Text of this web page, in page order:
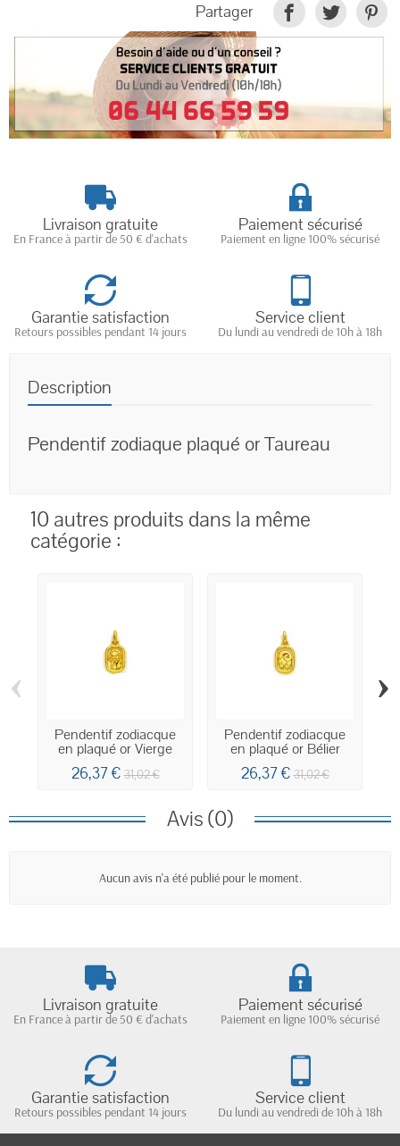
Partager
Livraison gratuite
En France à partir de 50 € d'achats
Paiement sécurisé
Paiement en ligne 100% sécurisé
Garantie satisfaction
Retours possibles pendant 14 jours
Service client
Du lundi au vendredi de 10h à 18h
Description
Pendentif zodiaque plaqué or Taureau
10 autres produits dans la même
catégorie :
Pendentif zodiacque
en plaqué or Vierge
26,37 €31,02 €
Pendentif zodiacque
en plaqué or Bélier
26,37 €31,02 €
‹ ›
Avis (0)
Aucun avis n'a été publié pour le moment.
Livraison gratuite
En France à partir de 50 € d'achats
Paiement sécurisé
Paiement en ligne 100% sécurisé
Garantie satisfaction
Retours possibles pendant 14 jours
Service client
Du lundi au vendredi de 10h à 18h